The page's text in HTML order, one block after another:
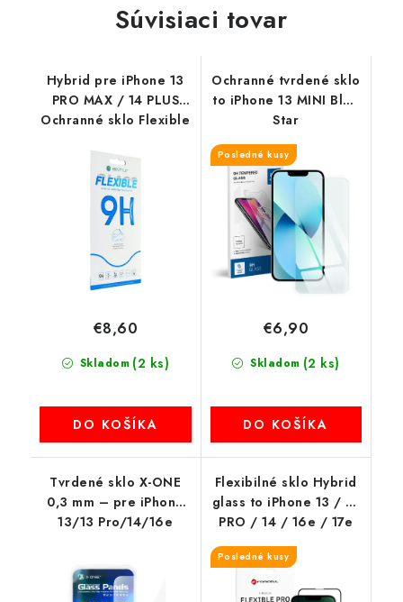
Súvisiaci tovar
Hybrid pre iPhone 13
PRO MAX / 14 PLUS
Ochranné sklo Flexible
Skladom (2 ks)
€8,60
DO KOŠÍKA
Ochranné tvrdené sklo
to iPhone 13 MINI Blue
Star
Posledné kusy
Skladom (2 ks)
€6,90
DO KOŠÍKA
Tvrdené sklo X-ONE
0,3 mm – pre iPhone
13/13 Pro/14/16e
Flexibilné sklo Hybrid
glass to iPhone 13 / 13
PRO / 14 / 16e / 17e
okraj
Posledné kusy